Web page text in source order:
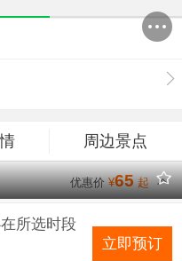
周边景点
优惠价¥65起
所选时段
立即预订